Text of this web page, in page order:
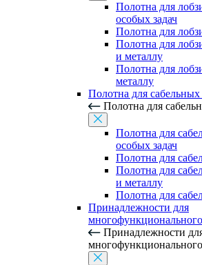
Полотна для
особых задач
Полотна для
Полотна для
и металлу
Полотна для
металлу
Полотна для
Полотна для
Полотна для
особых задач
Полотна для
Полотна для
и металлу
Полотна для
Принадлежности для
Принадлежности